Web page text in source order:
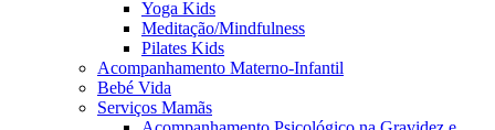
Yoga Kids
Meditação/Mindfulness
Pilates Kids
Acompanhamento Materno-Infantil
Bebé Vida
Serviços Mamãs